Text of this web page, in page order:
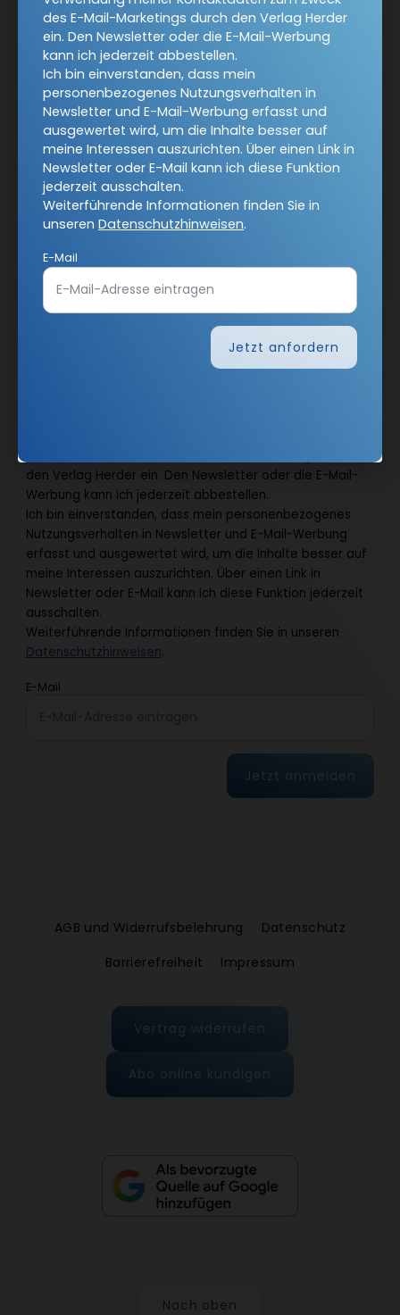
Gemeinsam Glauben
Lebensspuren
Bibel lesen
kunst und kirche
Diakonia
Römische Quartalschrift
Kundenservice +49 761 2717200
kundenservice@herder.de
Abo online kündigen
Folgen Sie uns: Facebook
Instagram
COMMUNIO-Newsletter
den Verlag Herder ein. Den Newsletter oder die E-Mail-
Werbung kann ich jederzeit abbestellen.
Ich bin einverstanden, dass mein personenbezogenes
Nutzungsverhalten in Newsletter und E-Mail-Werbung
erfasst und ausgewertet wird, um die Inhalte besser auf
meine Interessen auszurichten. Über einen Link in
Newsletter oder E-Mail kann ich diese Funktion jederzeit
ausschalten.
Weiterführende Informationen finden Sie in unseren
Datenschutzhinweisen.
E-Mail
Jetzt anmelden
AGB und Widerrufsbelehrung
Datenschutz
Barrierefreiheit
Impressum
Vertrag widerrufen
Abo online kündigen
Nach oben
des E-Mail-Marketings durch den Verlag Herder
ein. Den Newsletter oder die E-Mail-Werbung
kann ich jederzeit abbestellen.
Ich bin einverstanden, dass mein
personenbezogenes Nutzungsverhalten in
Newsletter und E-Mail-Werbung erfasst und
ausgewertet wird, um die Inhalte besser auf
meine Interessen auszurichten. Über einen Link in
Newsletter oder E-Mail kann ich diese Funktion
jederzeit ausschalten.
Weiterführende Informationen finden Sie in
unseren Datenschutzhinweisen.
E-Mail
Jetzt anfordern